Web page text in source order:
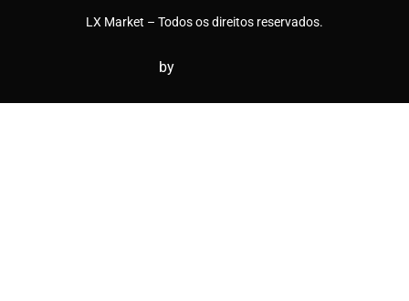
LX Market – Todos os direitos reservados.
by